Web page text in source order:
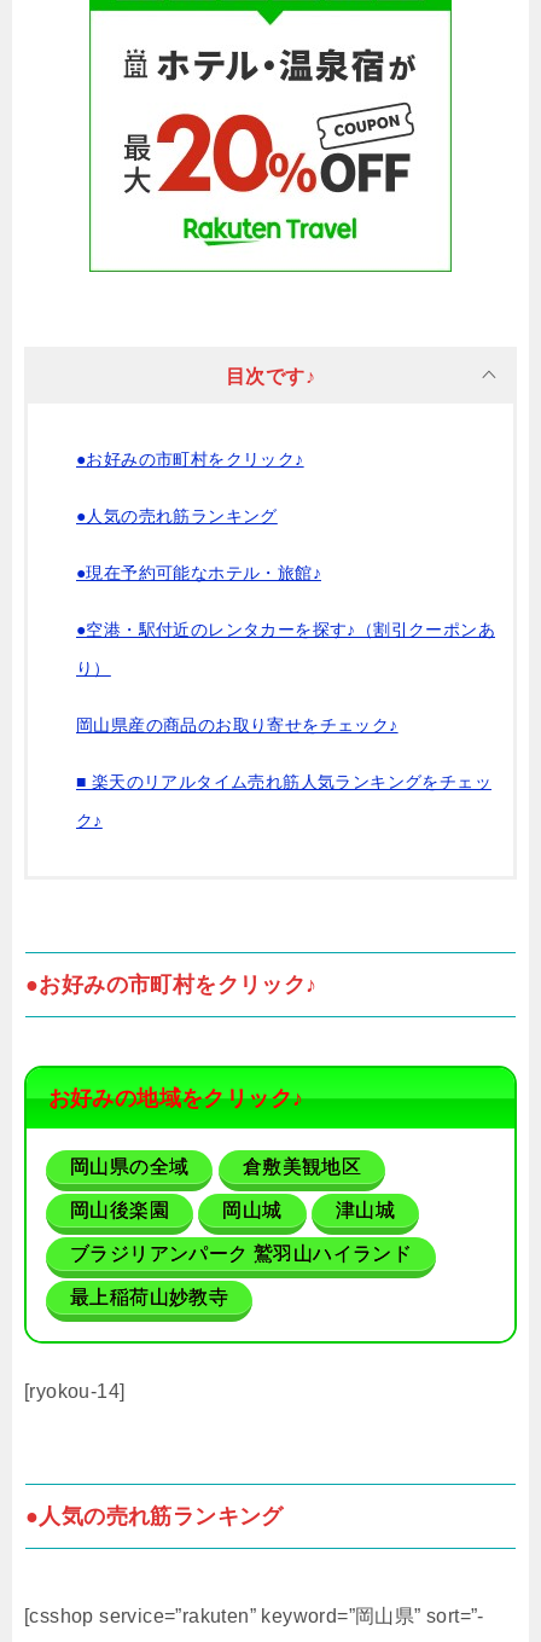
目次です♪
●お好みの市町村をクリック♪
●人気の売れ筋ランキング
●現在予約可能なホテル・旅館♪
●空港・駅付近のレンタカーを探す♪（割引クーポンあ
り）
岡山県産の商品のお取り寄せをチェック♪
■ 楽天のリアルタイム売れ筋人気ランキングをチェッ
ク♪
●お好みの市町村をクリック♪
お好みの地域をクリック♪
岡山県の全域 倉敷美観地区
岡山後楽園 岡山城 津山城
ブラジリアンパーク 鷲羽山ハイランド
最上稲荷山妙教寺
[ryokou-14]
●人気の売れ筋ランキング
[csshop service=”rakuten” keyword=”岡山県” sort=”-